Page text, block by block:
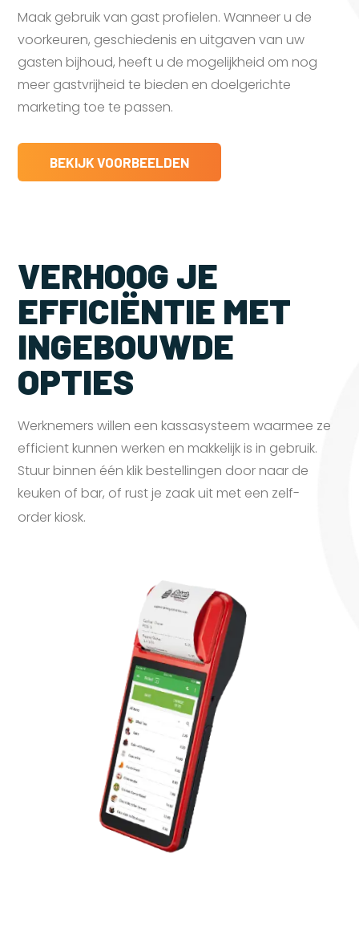
Maak gebruik van gast profielen. Wanneer u de
voorkeuren, geschiedenis en uitgaven van uw
gasten bijhoud, heeft u de mogelijkheid om nog
meer gastvrijheid te bieden en doelgerichte
marketing toe te passen.
BEKIJK VOORBEELDEN
VERHOOG JE
EFFICIËNTIE MET
INGEBOUWDE
OPTIES
Werknemers willen een kassasysteem waarmee ze
efficient kunnen werken en makkelijk is in gebruik.
Stuur binnen één klik bestellingen door naar de
keuken of bar, of rust je zaak uit met een zelf-
order kiosk.